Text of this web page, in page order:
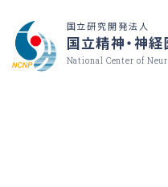
国立研究開発法人
国立精神・神
National Center of